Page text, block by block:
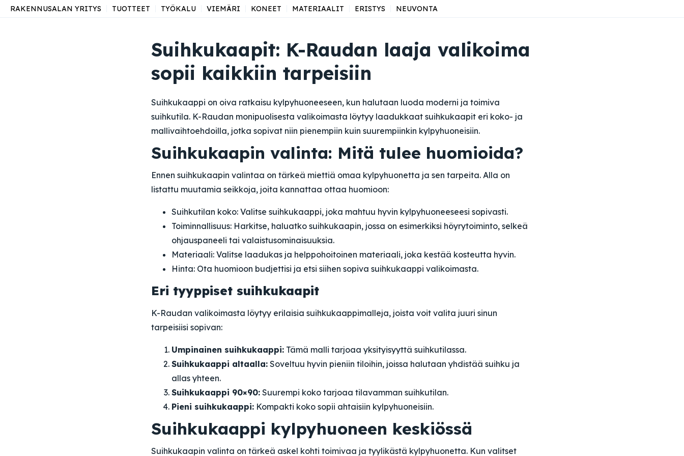
RAKENNUSALAN YRITYS TUOTTEET TYÖKALU VIEMÄRI KONEET MATERIAALIT ERISTYS NEUVONTA
Suihkukaapit: K-Raudan laaja valikoima
sopii kaikkiin tarpeisiin
Suihkukaappi on oiva ratkaisu kylpyhuoneeseen, kun halutaan luoda moderni ja toimiva
suihkutila. K-Raudan monipuolisesta valikoimasta löytyy laadukkaat suihkukaapit eri koko- ja
mallivaihtoehdoilla, jotka sopivat niin pienempiin kuin suurempiinkin kylpyhuoneisiin.
Suihkukaapin valinta: Mitä tulee huomioida?
Ennen suihkukaapin valintaa on tärkeä miettiä omaa kylpyhuonetta ja sen tarpeita. Alla on
listattu muutamia seikkoja, joita kannattaa ottaa huomioon:
Suihkutilan koko: Valitse suihkukaappi, joka mahtuu hyvin kylpyhuoneeseesi sopivasti.
Toiminnallisuus: Harkitse, haluatko suihkukaapin, jossa on esimerkiksi höyrytoiminto, selkeä
ohjauspaneeli tai valaistusominaisuuksia.
Materiaali: Valitse laadukas ja helppohoitoinen materiaali, joka kestää kosteutta hyvin.
Hinta: Ota huomioon budjettisi ja etsi siihen sopiva suihkukaappi valikoimasta.
Eri tyyppiset suihkukaapit
K-Raudan valikoimasta löytyy erilaisia suihkukaappimalleja, joista voit valita juuri sinun
tarpeisiisi sopivan:
Umpinainen suihkukaappi: Tämä malli tarjoaa yksityisyyttä suihkutilassa.
Suihkukaappi altaalla: Soveltuu hyvin pieniin tiloihin, joissa halutaan yhdistää suihku ja
allas yhteen.
Suihkukaappi 90×90: Suurempi koko tarjoaa tilavamman suihkutilan.
Pieni suihkukaappi: Kompakti koko sopii ahtaisiin kylpyhuoneisiin.
Suihkukaappi kylpyhuoneen keskiössä
Suihkukaapin valinta on tärkeä askel kohti toimivaa ja tyylikästä kylpyhuonetta. Kun valitset